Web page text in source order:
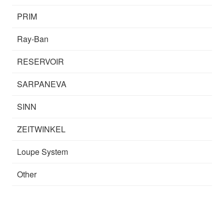
PRIM
Ray-Ban
RESERVOIR
SARPANEVA
SINN
ZEITWINKEL
Loupe System
Other